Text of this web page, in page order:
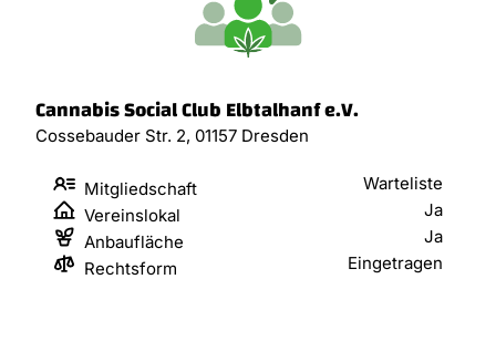
Cannabis Social Club Elbtalhanf e.V.
Cossebauder Str. 2, 01157 Dresden
Mitgliedschaft
Warteliste
Vereinslokal
Ja
Anbaufläche
Ja
Rechtsform
Eingetragen